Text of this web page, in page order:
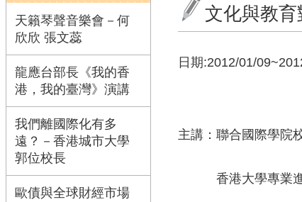
天籟琴聲音樂會－何
欣欣 張文蕊
龍應台部長《我的香
港，我的臺灣》演講
我們離國際化有多
遠？－香港城市大學
郭位校長
歐債與全球財經市場
文化與教
日期:2012/01/
主講：聯合國際學院
香港大學專業進